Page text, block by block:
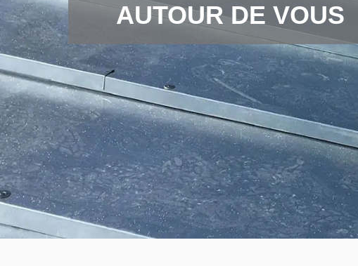
AUTOUR DE VOUS